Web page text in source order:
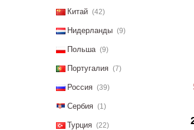
Китай (42)
Нидерланды (9)
Польша (9)
Португалия (7)
Россия (39)
Сербия (1)
Турция (22)